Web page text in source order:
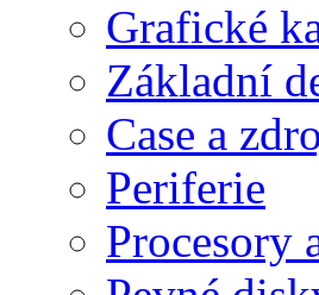
Grafické
Základní
Case a
Periferie
Procesory